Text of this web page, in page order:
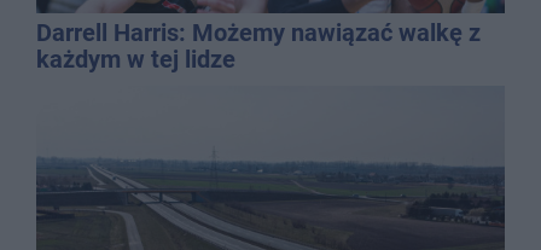
Darrell Harris: Możemy nawiązać walkę z
każdym w tej lidze